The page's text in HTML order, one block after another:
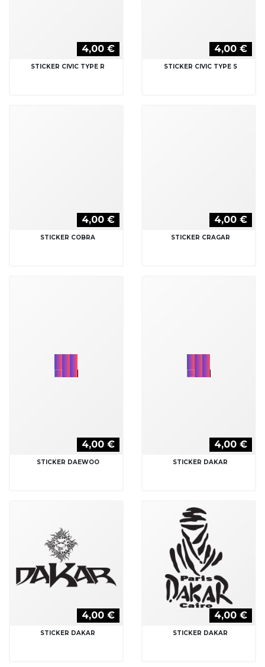
4,00 €
STICKER CIVIC TYPE R
4,00 €
STICKER CIVIC TYPE S
4,00 €
STICKER COBRA
4,00 €
STICKER CRAGAR
4,00 €
STICKER DAKAR
4,00 €
STICKER DAKAR
4,00 €
STICKER DAKAR